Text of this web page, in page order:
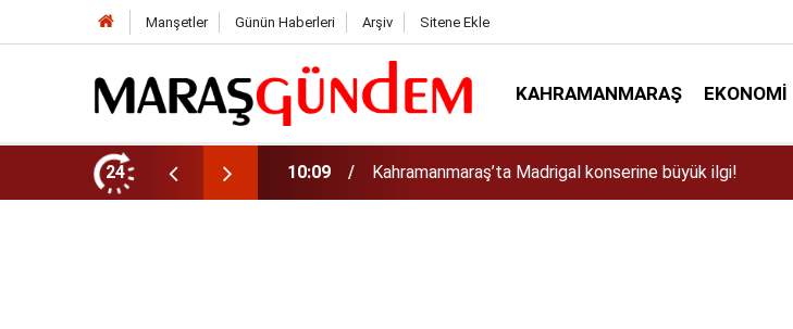
Manşetler Günün Haberleri Arşiv Sitene Ekle
KAHRAMANMARAŞ EKONOMI
24 10:00 Başkan Akpınar Bağlarbaşı Mahallesi sakinleriyle buluştu!